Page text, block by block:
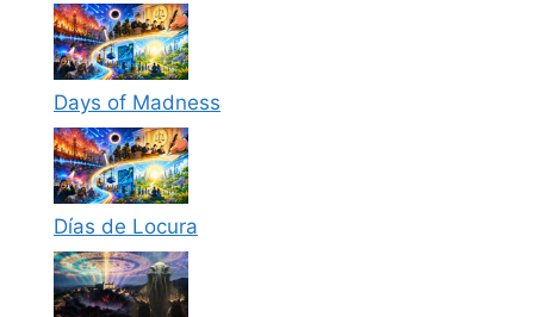
Days of Madness
Días de Locura